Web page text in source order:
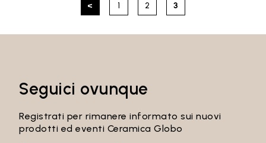
< 1 2 3
Seguici ovunque
Registrati per rimanere informato sui nuovi
prodotti ed eventi Ceramica Globo